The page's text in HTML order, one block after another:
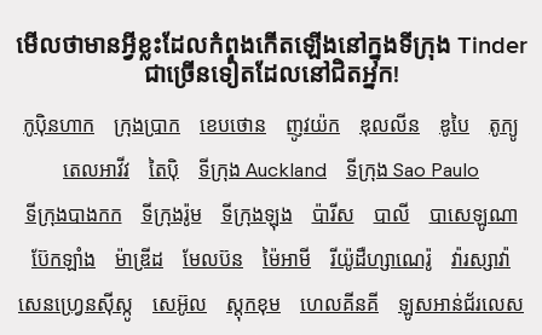
មើលថាមានអ្វីខ្លះដែលកំពុងកើតឡើងនៅក្នុងទីក្រុង Tinder
ជាច្រើនទៀតដែលនៅជិតអ្នក!
កូប៉ិនហាក ក្រុងប្រាក ខេបថោន ញូវយ៉ក ឌុលលីន ឌូបៃ
តូក្យូ
តេលអាវីវ
តៃប៉ិ ទីក្រុង Auckland
ទីក្រុង Sao Paulo
ទីក្រុងបាងកក
ទីក្រុងរ៉ូម ទីក្រុងឡុង ប៉ារីស បាលី
បាសេឡូណា
ប៊ែកឡាំង
ម៉ាឌ្រីដ មែលប៊ន ម៉ៃអាមី រីយ៉ូដឺហ្សាណេរ៉ូ
វ៉ារស្សាវ៉ា
សេន​ហ្វ្រេ​ន​ស៊ី​ស្កូ
សេអ៊ូល ស្តុកខុម ហេលគីនគី
ឡូស​អាន់​ជ័រ​លេស